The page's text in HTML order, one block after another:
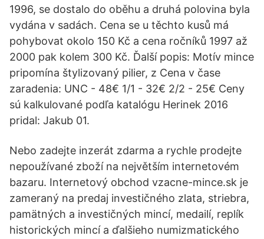
1996, se dostalo do oběhu a druhá polovina byla
vydána v sadách. Cena se u těchto kusů má
pohybovat okolo 150 Kč a cena ročníků 1997 až
2000 pak kolem 300 Kč. Ďalší popis: Motív mince
pripomína štylizovaný pilier, z Cena v čase
zaradenia: UNC - 48€ 1/1 - 32€ 2/2 - 25€ Ceny
sú kalkulované podľa katalógu Herinek 2016
pridal: Jakub 01.
Nebo zadejte inzerát zdarma a rychle prodejte
nepoužívané zboží na největším internetovém
bazaru. Internetový obchod vzacne-mince.sk je
zameraný na predaj investičného zlata, striebra,
pamätných a investičných mincí, medailí, replík
historických mincí a ďalšieho numizmatického